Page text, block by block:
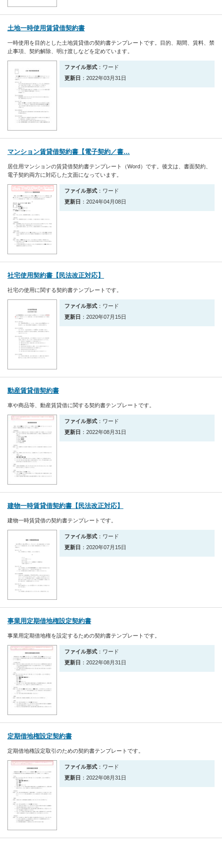
土地一時使用賃貸借契約書
一時使用を目的とした土地賃貸借の契約書テンプレートです。目的、期間、賃料、禁
止事項、契約解除、明け渡しなどを定めています。
ファイル形式 ：ワード
更新日 ：2022年03月31日
マンション賃貸借契約書【電子契約／書…
居住用マンションの賃貸借契約書テンプレート（Word）です。後文は、書面契約、
電子契約両方に対応した文面になっています。
ファイル形式 ：ワード
更新日 ：2024年04月08日
社宅使用契約書【民法改正対応】
社宅の使用に関する契約書テンプレートです。
ファイル形式 ：ワード
更新日 ：2020年07月15日
動産賃貸借契約書
車や商品等、動産賃貸借に関する契約書テンプレートです。
ファイル形式 ：ワード
更新日 ：2022年08月31日
建物一時賃貸借契約書【民法改正対応】
建物一時賃貸借の契約書テンプレートです。
ファイル形式 ：ワード
更新日 ：2020年07月15日
事業用定期借地権設定契約書
事業用定期借地権を設定するための契約書テンプレートです。
ファイル形式 ：ワード
更新日 ：2022年08月31日
定期借地権設定契約書
定期借地権設定取引のための契約書テンプレートです。
ファイル形式 ：ワード
更新日 ：2022年08月31日